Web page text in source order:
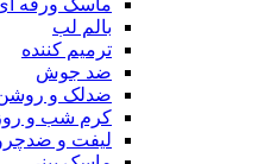
ماسک ورقه
بالم لب
ترمیم کننده
ضد جوش
ضدلک و روشن
کرم شب و
لیفت و